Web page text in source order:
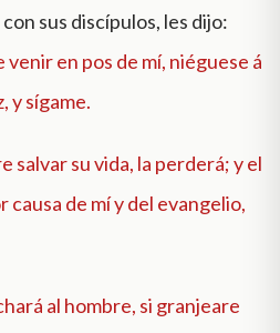
sus discípulos, les dijo:
en pos de mí, niéguese á
y sígame.
salvar su vida, la perderá; y el
causa de mí y del evangelio,
al hombre, si granjeare